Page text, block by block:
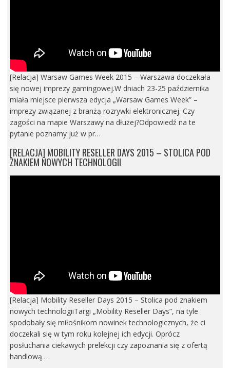
[Relacja] Warsaw Games Week 2015 – Warszawa doczekała
się nowej imprezy gamingowej.W dniach 23-25 października
miała miejsce pierwsza edycja „Warsaw Games Week” –
imprezy związanej z branżą rozrywki elektronicznej. Czy
zagości na mapie Warszawy na dłużej?Odpowiedź na te
pytanie poznamy już w pr…
[RELACJA] MOBILITY RESELLER DAYS 2015 – STOLICA POD
ZNAKIEM NOWYCH TECHNOLOGII
[Relacja] Mobility Reseller Days 2015 – Stolica pod znakiem
nowych technologiiTargi „Mobility Reseller Days”, na tyle
spodobały się miłośnikom nowinek technologicznych, że ci
doczekali się w tym roku kolejnej ich edycji. Oprócz
posłuchania ciekawych prelekcji czy zapoznania się z ofertą
handlową …